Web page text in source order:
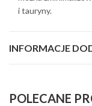
i tauryny.
INFORMACJE
POLECANE